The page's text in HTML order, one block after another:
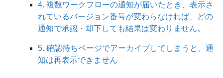
4. 複数ワークフローの通知が届いたとき、表示さ
れているバージョン番号が変わらなければ、どの
通知で承認・却下しても結果は変わりません。
5. 確認待ちページでアーカイブしてしまうと、通
知は再表示できません